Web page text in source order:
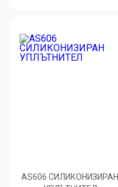
AS606 СИЛИКОНИЗИРАН